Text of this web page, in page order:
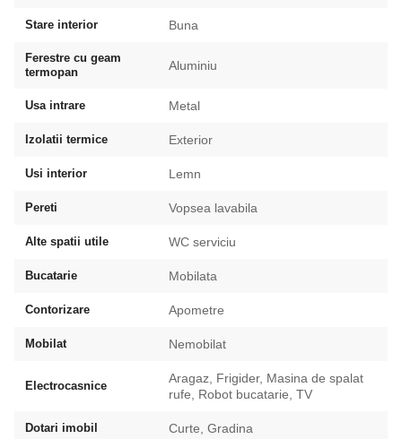
Stare interior Buna
Ferestre cu geam
termopan
Aluminiu
Usa intrare Metal
Izolatii termice Exterior
Usi interior Lemn
Pereti Vopsea lavabila
Alte spatii utile WC serviciu
Bucatarie Mobilata
Contorizare Apometre
Mobilat Nemobilat
Electrocasnice
Aragaz, Frigider, Masina de spalat
rufe, Robot bucatarie, TV
Dotari imobil Curte, Gradina